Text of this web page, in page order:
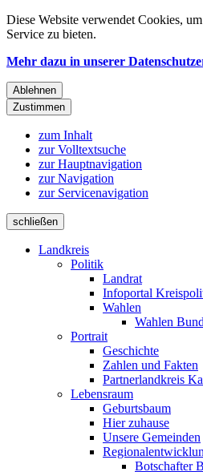
Diese Website verwendet Cookies,
Service zu bieten.
Mehr dazu in unserer
Ablehnen
Zustimmen
zum Inhalt
zur Volltextsuche
zur Hauptnavigation
zur Navigation
zur Servicenavigation
schließen
Landkreis
Politik
Landrat
Infoportal
Wahlen
Wahlen
Portrait
Geschichte
Zahlen und Fakten
Partnerlandkreis
Lebensraum
Geburtsbaum
Hier zuhause
Unsere Gemeinden
Botschafter